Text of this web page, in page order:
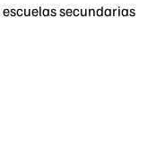
escuelas secundarias